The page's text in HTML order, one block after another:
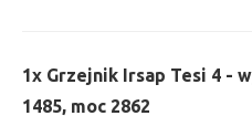
1x Grzejnik Irsap Tesi 4 -
1485, moc 2862